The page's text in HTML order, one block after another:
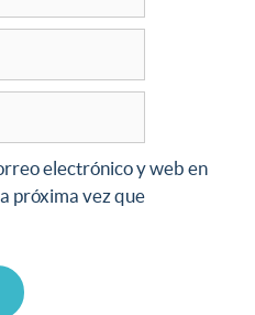
electrónico y web en
próxima vez que